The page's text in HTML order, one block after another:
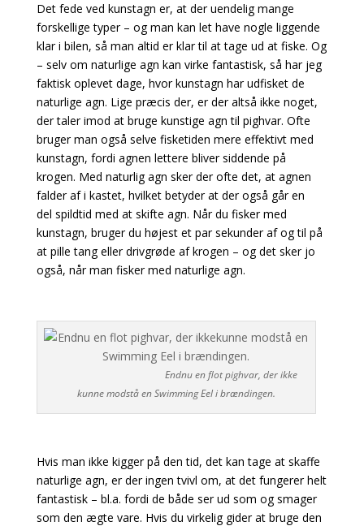
Det fede ved kunstagn er, at der uendelig mange
forskellige typer – og man kan let have nogle liggende
klar i bilen, så man altid er klar til at tage ud at fiske. Og
– selv om naturlige agn kan virke fantastisk, så har jeg
faktisk oplevet dage, hvor kunstagn har udfisket de
naturlige agn. Lige præcis der, er der altså ikke noget,
der taler imod at bruge kunstige agn til pighvar. Ofte
bruger man også selve fisketiden mere effektivt med
kunstagn, fordi agnen lettere bliver siddende på
krogen. Med naturlig agn sker der ofte det, at agnen
falder af i kastet, hvilket betyder at der også går en
del spildtid med at skifte agn. Når du fisker med
kunstagn, bruger du højest et par sekunder af og til på
at pille tang eller drivgrøde af krogen – og det sker jo
også, når man fisker med naturlige agn.
Endnu en flot pighvar, der ikke
kunne modstå en Swimming Eel i brændingen.
Hvis man ikke kigger på den tid, det kan tage at skaffe
naturlige agn, er der ingen tvivl om, at det fungerer helt
fantastisk – bl.a. fordi de både ser ud som og smager
som den ægte vare. Hvis du virkelig gider at bruge den